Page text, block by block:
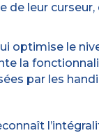
leur curseur,
optimise le
la
par les